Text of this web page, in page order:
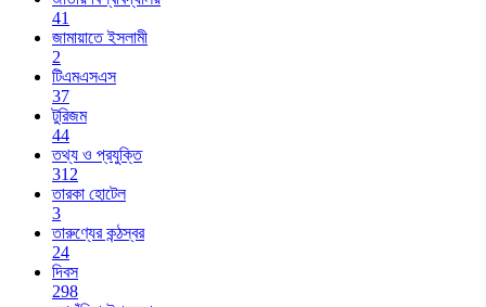
41
জামায়াতে ইসলামী
2
টিএমএসএস
37
টুরিজম
44
তথ্য ও প্রযুক্তি
312
তারকা হোটেল
3
তারুণ্যের কন্ঠস্বর
24
দিবস
298